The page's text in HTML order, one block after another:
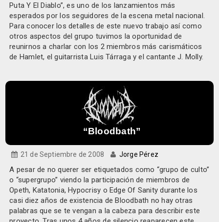
Puta Y El Diablo”, es uno de los lanzamientos más
esperados por los seguidores de la escena metal nacional.
Para conocer los detalles de este nuevo trabajo así como
otros aspectos del grupo tuvimos la oportunidad de
reunirnos a charlar con los 2 miembros más carismáticos
de Hamlet, el guitarrista Luis Tárraga y el cantante J. Molly.
“Bloodbath”
21 de Septiembre de 2008 Jorge Pérez
A pesar de no querer ser etiquetados como “grupo de culto”
o “supergrupo” viendo la participación de miembros de
Opeth, Katatonia, Hypocrisy o Edge Of Sanity durante los
casi diez años de existencia de Bloodbath no hay otras
palabras que se te vengan a la cabeza para describir este